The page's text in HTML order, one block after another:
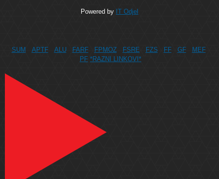
Powered by IT Odjel
SUM APTF ALU FARF FPMOZ FSRE FZS FF GF
MEF
PF *RAZNI LINKOVI*